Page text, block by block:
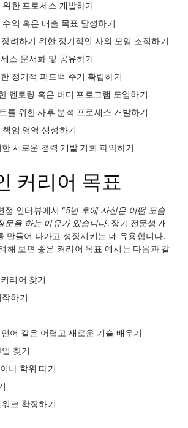
위한 프로세스 개발하기
수익 혹은 매출 목표 달성하기
장려하기 위한 정기적인 사외 모임 조직하기
스 문서화 및 공유하기
정기적 피드백 주기 확립하기
멘토링 혹은 버디 프로그램 도입하기
를 위한 사후 분석 프로세스 개발하기
책임 영역 생성하기
새로운 경력 개발 기회 파악하기
커리어 목표
접 인터뷰에서 “5년 후에 자신은 어떤 모습
문을 하는 이유가 있습니다. 장기 전문성 개
만들어 나가고 성장시키는 데 유용합니다.
해 보면 좋은 커리어 목표 예시는 다음과 같
리어 찾기
하기
어 같은 어렵고 새로운 기술 배우기
찾기
나 학위 따기
크 확장하기